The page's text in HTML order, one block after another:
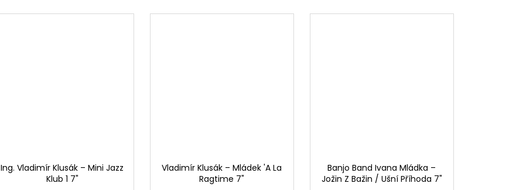
Ing. Vladimír Klusák – Mini Jazz
Klub 1 7"
Vladimír Klusák – Mládek 'A La
Ragtime 7"
Banjo Band Ivana Mládka –
Jožin Z Bažin / Ušní Příhoda 7"